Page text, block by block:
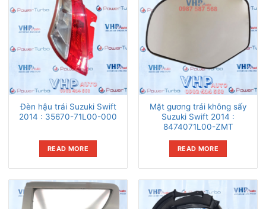
Đèn hậu trái Suzuki Swift
2014 : 35670-71L00-000
READ MORE
Mặt gương trái không sấy
Suzuki Swift 2014 :
8474071L00-ZMT
READ MORE